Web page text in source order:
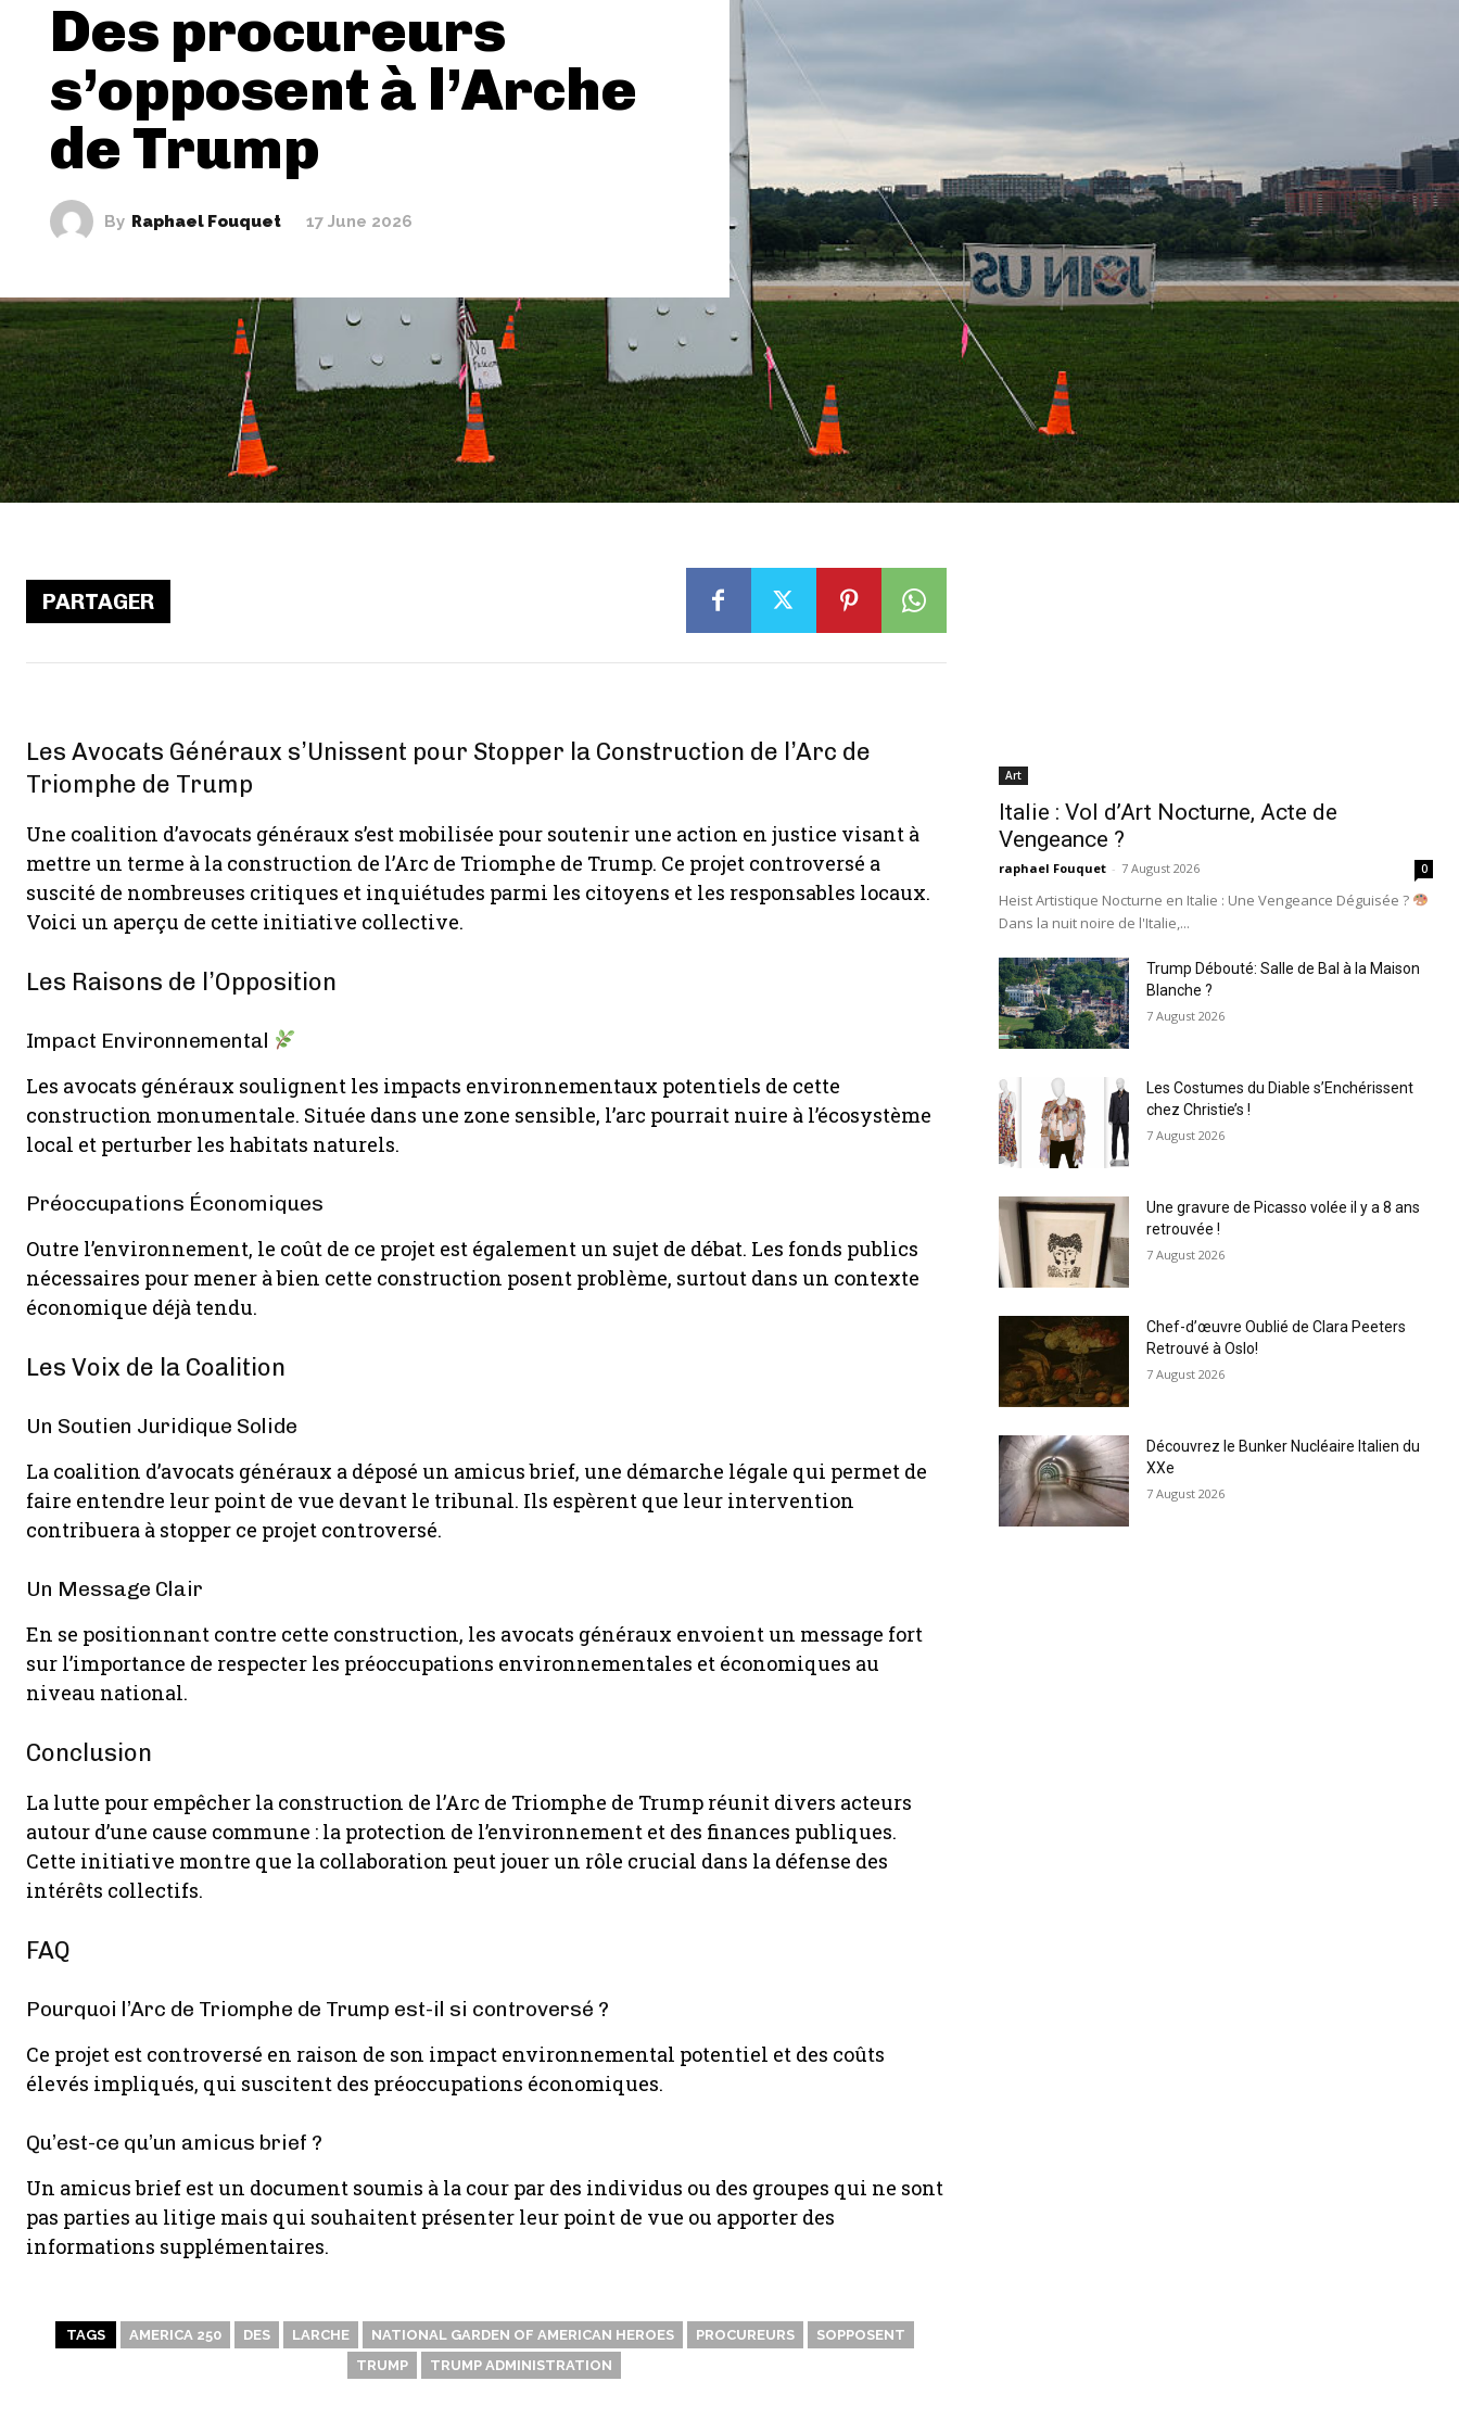
Des procureurs
s’opposent à l’Arche
de Trump
By Raphael Fouquet 17 June 2026
PARTAGER
Les Avocats Généraux s’Unissent pour Stopper la Construction de l’Arc de
Triomphe de Trump
Une coalition d’avocats généraux s’est mobilisée pour soutenir une action en justice visant à
mettre un terme à la construction de l’Arc de Triomphe de Trump. Ce projet controversé a
suscité de nombreuses critiques et inquiétudes parmi les citoyens et les responsables locaux.
Voici un aperçu de cette initiative collective.
Les Raisons de l’Opposition
Impact Environnemental
Les avocats généraux soulignent les impacts environnementaux potentiels de cette
construction monumentale. Située dans une zone sensible, l’arc pourrait nuire à l’écosystème
local et perturber les habitats naturels.
Préoccupations Économiques
Outre l’environnement, le coût de ce projet est également un sujet de débat. Les fonds publics
nécessaires pour mener à bien cette construction posent problème, surtout dans un contexte
économique déjà tendu.
Les Voix de la Coalition
Un Soutien Juridique Solide
La coalition d’avocats généraux a déposé un amicus brief, une démarche légale qui permet de
faire entendre leur point de vue devant le tribunal. Ils espèrent que leur intervention
contribuera à stopper ce projet controversé.
Un Message Clair
En se positionnant contre cette construction, les avocats généraux envoient un message fort
sur l’importance de respecter les préoccupations environnementales et économiques au
niveau national.
Conclusion
La lutte pour empêcher la construction de l’Arc de Triomphe de Trump réunit divers acteurs
autour d’une cause commune : la protection de l’environnement et des finances publiques.
Cette initiative montre que la collaboration peut jouer un rôle crucial dans la défense des
intérêts collectifs.
FAQ
Pourquoi l’Arc de Triomphe de Trump est-il si controversé ?
Ce projet est controversé en raison de son impact environnemental potentiel et des coûts
élevés impliqués, qui suscitent des préoccupations économiques.
Qu’est-ce qu’un amicus brief ?
Un amicus brief est un document soumis à la cour par des individus ou des groupes qui ne sont
pas parties au litige mais qui souhaitent présenter leur point de vue ou apporter des
informations supplémentaires.
TAGS AMERICA 250 DES LARCHE NATIONAL GARDEN OF AMERICAN HEROES PROCUREURS
SOPPOSENT
TRUMP
TRUMP ADMINISTRATION
Art
Italie : Vol d’Art Nocturne, Acte de
Vengeance ?
raphael Fouquet - 7 August 2026 0
Heist Artistique Nocturne en Italie : Une Vengeance Déguisée ?
Dans la nuit noire de l'Italie,...
Trump Débouté: Salle de Bal à la Maison
Blanche ?
7 August 2026
Les Costumes du Diable s’Enchérissent
chez Christie’s !
7 August 2026
Une gravure de Picasso volée il y a 8 ans
retrouvée !
7 August 2026
Chef-d’œuvre Oublié de Clara Peeters
Retrouvé à Oslo!
7 August 2026
Découvrez le Bunker Nucléaire Italien du
XXe
7 August 2026